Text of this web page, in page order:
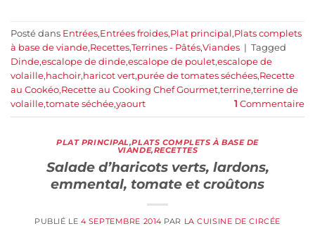
Posté dans Entrées,Entrées froides,Plat principal ,Plats complets
à base de viande,Recettes,Terrines - Pâtés,Viandes | Tagged
Dinde,escalope de dinde,escalope de poulet,escalope de
volaille,hachoir,haricot vert,purée de tomates séchées,Recette
au Cookéo,Recette au Cooking Chef Gourmet,terrine,terrine de
volaille,tomate séchée,yaourt 1 Commentaire
PLAT PRINCIPAL,PLATS COMPLETS À BASE DE
VIANDE,RECETTES
Salade d’haricots verts, lardons,
emmental, tomate et croûtons
PUBLIÉ LE 4 SEPTEMBRE 2014 PAR LA CUISINE DE CIRCÉE